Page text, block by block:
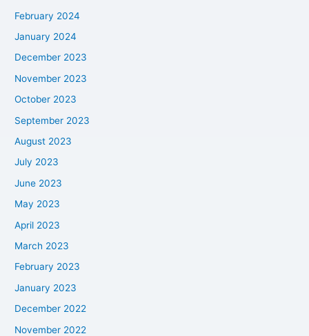
February 2024
January 2024
December 2023
November 2023
October 2023
September 2023
August 2023
July 2023
June 2023
May 2023
April 2023
March 2023
February 2023
January 2023
December 2022
November 2022